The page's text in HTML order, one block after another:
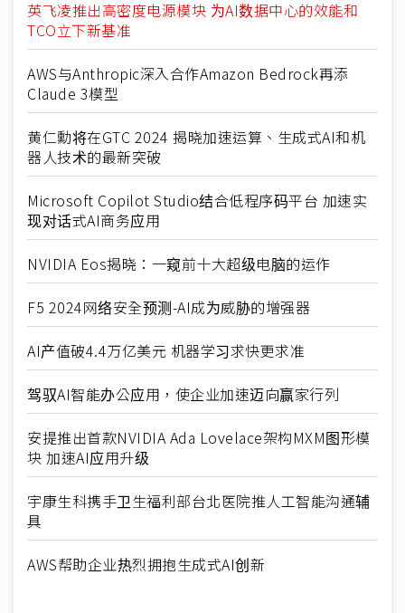
英飞凌推出高密度电源模块 为AI数据中心的效能和
TCO立下新基准
AWS与Anthropic深入合作Amazon Bedrock再添
Claude 3模型
黄仁勳将在GTC 2024 揭晓加速运算、生成式AI和机
器人技术的最新突破
Microsoft Copilot Studio结合低程序码平台 加速实
现对话式AI商务应用
NVIDIA Eos揭晓：一窥前十大超级电脑的运作
F5 2024网络安全预测-AI成为威胁的增强器
AI产值破4.4万亿美元 机器学习求快更求准
驾驭AI智能办公应用，使企业加速迈向赢家行列
安提推出首款NVIDIA Ada Lovelace架构MXM图形模
块 加速AI应用升级
宇康生科携手卫生福利部台北医院推人工智能沟通辅
具
AWS帮助企业热烈拥抱生成式AI创新